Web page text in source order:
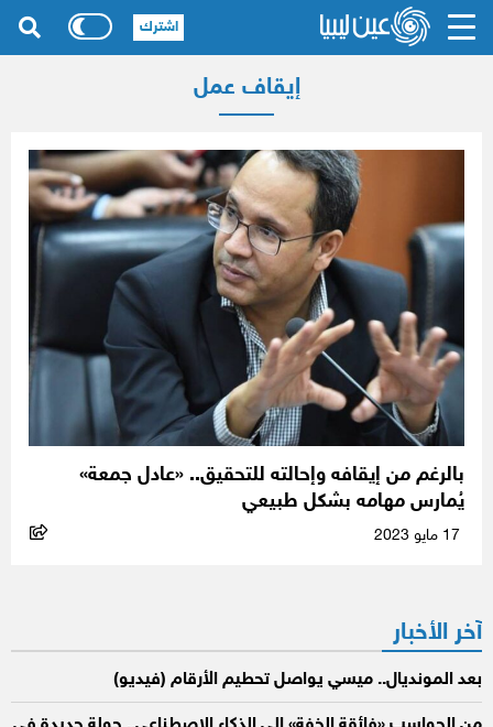
إيقاف عمل
بالرغم من إيقافه وإحالته للتحقيق.. «عادل جمعة»
يُمارس مهامه بشكل طبيعي
آخر الأخبار
بعد المونديال.. ميسي يواصل تحطيم الأرقام (فيديو)
اشترك